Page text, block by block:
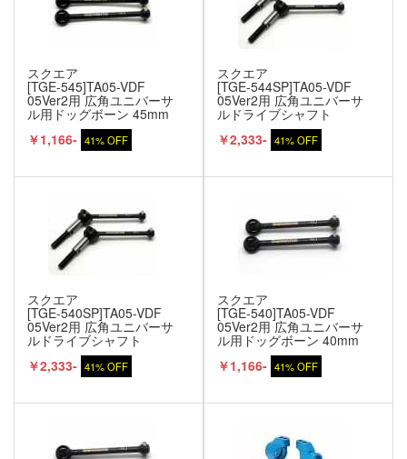
スクエア
[TGE-545]TA05-VDF
05Ver2用 広角ユニバーサ
ル用ドッグボーン 45mm
￥1,166- 41% OFF
スクエア
[TGE-544SP]TA05-VDF
05Ver2用 広角ユニバーサ
ルドライブシャフト
￥2,333- 41% OFF
スクエア
[TGE-540SP]TA05-VDF
05Ver2用 広角ユニバーサ
ルドライブシャフト
￥2,333- 41% OFF
スクエア
[TGE-540]TA05-VDF
05Ver2用 広角ユニバーサ
ル用ドッグボーン 40mm
￥1,166- 41% OFF